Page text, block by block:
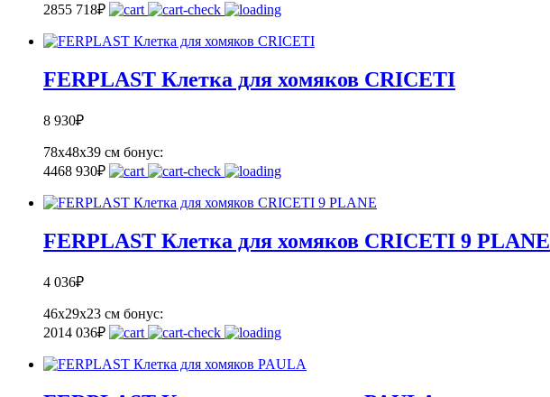
2855 718₽
FERPLAST Клетка для хомяков CRICETI
8 930₽
78х48х39 см бонус:
4468 930₽
FERPLAST Клетка для хомяков CRICETI 9 PLANE
4 036₽
46х29х23 см бонус:
2014 036₽